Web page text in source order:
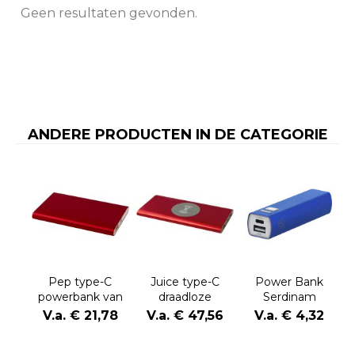
Geen resultaten gevonden.
ANDERE PRODUCTEN IN DE CATEGORIE
Pep type-C
powerbank van
4000 mAh van
gerecycled
V.a. € 21,78
Juice type-C
draadloze
powerbank van
8000 mAh van
V.a. € 47,56
Power Bank
Serdinam
V.a. € 4,32